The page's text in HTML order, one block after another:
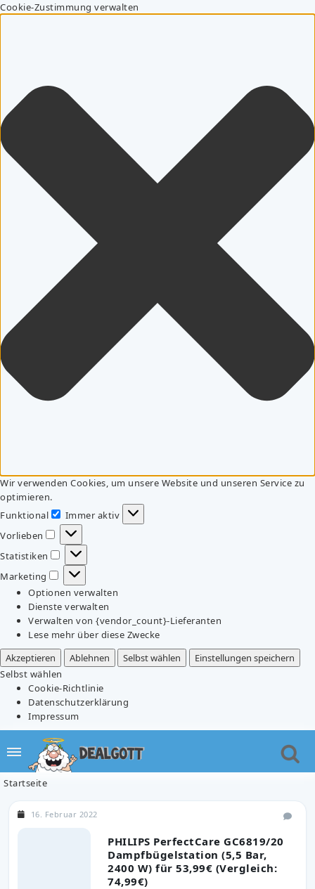
Cookie-Zustimmung verwalten
Wir verwenden Cookies, um unsere Website und unseren Service zu
optimieren.
Funktional
Funktional
Immer aktiv
Vorlieben
Vorlieben
Statistiken
Statistiken
Marketing
Marketing
Optionen verwalten
Dienste verwalten
Verwalten von {vendor_count}-Lieferanten
Lese mehr über diese Zwecke
Akzeptieren
Ablehnen Selbst wählen
Einstellungen speichern
Selbst wählen
Cookie-Richtlinie
Datenschutzerklärung
Impressum
Startseite
PHILIPS PerfectCare GC6819/20
Dampfbügelstation (5,5 Bar,
2400 W) für 53,99€ (Vergleich:
74,99€)
16. Februar 2022